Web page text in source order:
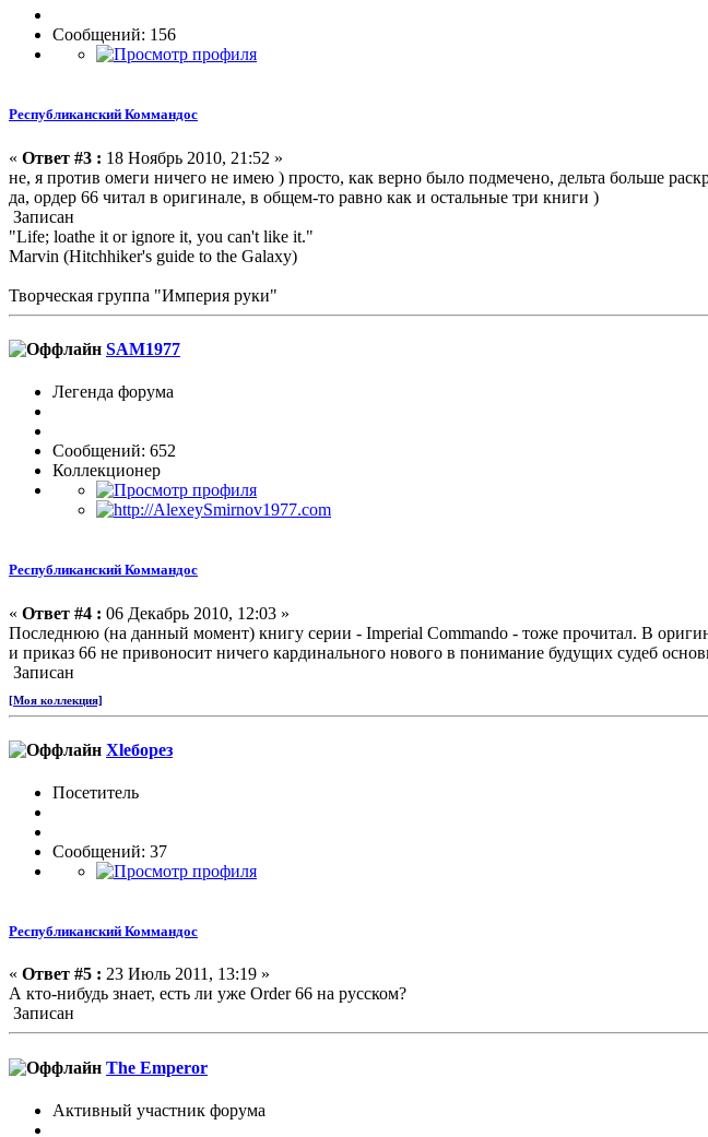
Сообщений: 156
Республиканский Коммандос
« Ответ #3 : 18 Ноябрь 2010, 21:52 »
не, я против омеги ничего не имею ) просто, как верно было подмечено, дельта больше
да, ордер 66 читал в оригинале, в общем-то равно как и остальные три книги )
Записан
"Life; loathe it or ignore it, you can't like it."
Marvin (Hitchhiker's guide to the Galaxy)
Творческая группа "Империя руки"
SAM1977
Легенда форума
Сообщений: 652
Коллекционер
Республиканский Коммандос
« Ответ #4 : 06 Декабрь 2010, 12:03 »
Последнюю (на данный момент) книгу серии - Imperial Commando - тоже прочитал. В
и приказ 66 не привоносит ничего кардинального нового в понимание будущих судеб
Записан
[Моя коллекция]
Хlеборез
Посетитель
Сообщений: 37
Республиканский Коммандос
« Ответ #5 : 23 Июль 2011, 13:19 »
А кто-нибудь знает, есть ли уже Order 66 на русском?
Записан
The Emperor
Активный участник форума